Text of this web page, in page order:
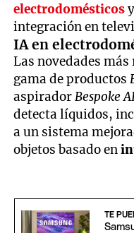
electrodomésticos
integración en
IA en
Las novedades
gama de productos
aspiradorBespoke
detecta líquidos,
a un sistema
objetos basado en
TE